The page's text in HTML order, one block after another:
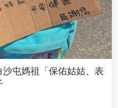
屯媽祖「保佑姑姑、表